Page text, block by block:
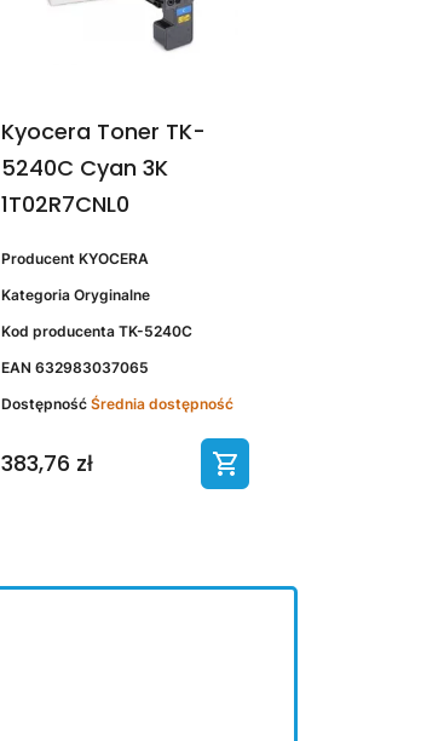
Kyocera Toner TK-
5240C Cyan 3K
1T02R7CNL0
Producent KYOCERA
Kategoria Oryginalne
Kod producenta TK-5240C
EAN 632983037065
Dostępność Średnia dostępność
383,76 zł